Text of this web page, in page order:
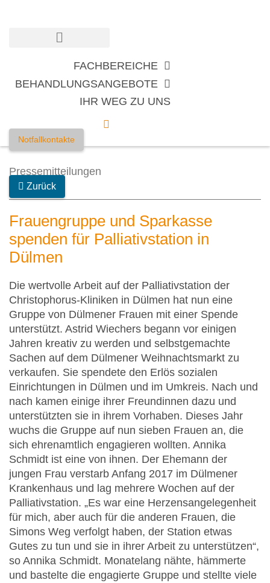
FACHBEREICHE
BEHANDLUNGSANGEBOTE
IHR WEG ZU UNS
Notfallkontakte
Pressemitteilungen
Zurück
Frauengruppe und Sparkasse
spenden für Palliativstation in
Dülmen
Die wertvolle Arbeit auf der Palliativstation der
Christophorus-Kliniken in Dülmen hat nun eine
Gruppe von Dülmener Frauen mit einer Spende
unterstützt. Astrid Wiechers begann vor einigen
Jahren kreativ zu werden und selbstgemachte
Sachen auf dem Dülmener Weihnachtsmarkt zu
verkaufen. Sie spendete den Erlös sozialen
Einrichtungen in Dülmen und im Umkreis. Nach und
nach kamen einige ihrer Freundinnen dazu und
unterstützten sie in ihrem Vorhaben. Dieses Jahr
wuchs die Gruppe auf nun sieben Frauen an, die
sich ehrenamtlich engagieren wollten. Annika
Schmidt ist eine von ihnen. Der Ehemann der
jungen Frau verstarb Anfang 2017 im Dülmener
Krankenhaus und lag mehrere Wochen auf der
Palliativstation. „Es war eine Herzensangelegenheit
für mich, aber auch für die anderen Frauen, die
Simons Weg verfolgt haben, der Station etwas
Gutes zu tun und sie in ihrer Arbeit zu unterstützen“,
so Annika Schmidt. Monatelang nähte, hämmerte
und bastelte die engagierte Gruppe und stellte viele